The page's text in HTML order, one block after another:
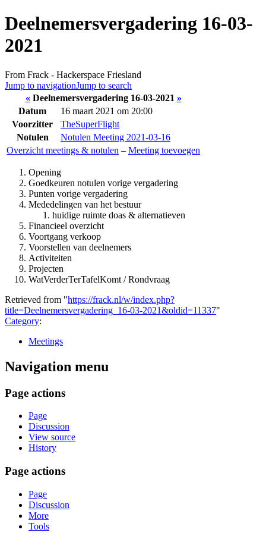
Deelnemersvergadering 16-03-
2021
From Frack - Hackerspace Friesland
Jump to navigationJump to search
«Deelnemersvergadering 16-03-2021 »
Datum
16 maart 2021 om 20:00
Voorzitter
TheSuperFlight
Notulen
Notulen Meeting 2021-03-16
Overzicht meetings & notulen – Meeting toevoegen
Opening
Goedkeuren notulen vorige vergadering
Punten vorige vergadering
Mededelingen van het bestuur
huidige ruimte doas & alternatieven
Financieel overzicht
Voortgang verkoop
Voorstellen van deelnemers
Activiteiten
Projecten
WatVerderTerTafelKomt / Rondvraag
Retrieved from "https://frack.nl/w/index.php?
title=Deelnemersvergadering_16-03-2021&oldid=11337"
Category:
Meetings
Navigation menu
Page actions
Page
Discussion
View source
History
Page actions
Page
Discussion
More
Tools